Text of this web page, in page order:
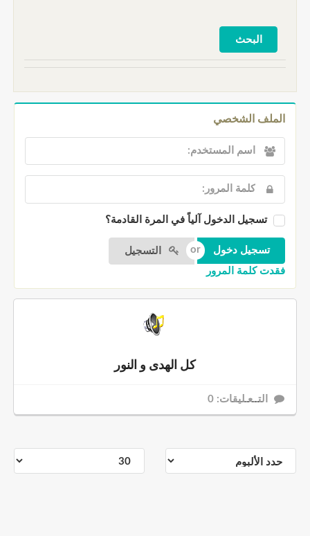
الملف الشخصي
تسجيل الدخول آلياً في المرة القادمة؟
التسجيل
فقدت كلمة المرور
كل الهدى و النور
التــعـليقات: 0